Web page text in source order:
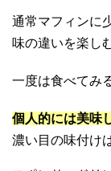
通常マフィンに
味の違いを楽し
一度は食べてみ
個人的には美味
濃い目の味付け